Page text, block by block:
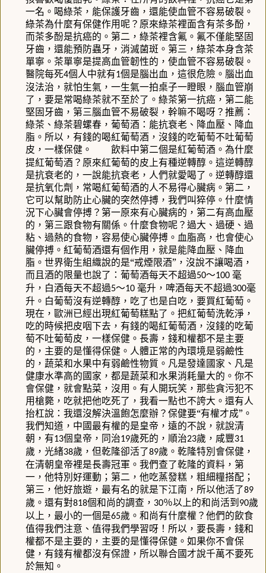
一名。喝綠茶，能保護牙齒，還能使血管不容易破裂。
綠茶為什麼有保健作用呢？原來綠茶裡面含有茶多酚，
而茶多酚是抗癌的。第二，綠茶裡含氟。氟不僅能堅固
牙齒，還能預防蟲牙，消滅菌斑。第三，綠茶本身含茶
單寧。茶單寧是提高血管韌性的，使血管不容易破裂。
醫院每死4個人中就有1個是腦出血，這很危險。腦出血
沒法治，就怕生氣，一生氣一拍桌子一瞪眼，腦血管崩
了，要是常喝綠茶就不至於了。綠茶第一抗癌，第二能
堅固牙齒，第三腦血管不易破裂，幹嘛不喝呀？推薦：
綠茶、綠茶碧螺春，葡萄酒：能抗衰老、降血壓、降血
脂。所以，有錢的喝紅葡萄酒，沒錢的吃葡萄不吐葡萄
皮，一樣保健。
飲料中第二個是紅葡萄酒。為什麼
提紅葡萄酒？原來紅葡萄的皮上有種逆轉醇。這逆轉醇
是抗衰老的，一說能抗衰老，人們就愛喝了。逆轉醇還
是抗氧化劑，常喝紅葡萄酒的人不易得心臟病。第二，
它可以幫助防止心臟的突然停搏，我們叫猝停。什麼情
況下心臟會停搏？第一原來有心臟病的，第二有高血壓
的，第三跟食物有關係。什麼食物呢？過大、過硬、過
粘、過熱的食物，容易使心臟停搏。血脂高，也會使心
臟停搏。紅葡萄酒還有個作用，就是能降血壓、降血
脂。世界衛生組織說的是“戒煙限酒”，沒說不讓喝酒，
而且酒的限量也說了：葡萄酒每天不超過50～100 毫
升，白酒每天不超過5～10 毫升，啤酒每天不超過300毫
升。白葡萄沒有逆轉醇，吃了也是白吃，要買紅葡萄。
現在，歐洲已經出現紅葡萄糕點了。把紅葡萄洗乾淨，
吃的時候把皮咽下去，有錢的喝紅葡萄酒，沒錢的吃葡
萄不吐葡萄皮，一樣保健。長壽，錢和權都不是主要
的，主要的是懂得保健。人體正常的內環境是弱鹼性
的，蔬菜和水果中有弱鹼性物質。凡是發達國家、凡是
健康水準高的國家，都是蔬菜和水果消耗量大的。你不
會保健，就會點菜，沒用。有人開玩笑，那些貪污犯不
用槍斃，吃就把他吃死了，我看一點也不誇大。還有人
抬杠說：我還沒解決溫飽怎麼辦？保健要“有權才成”。
我們知道，中國最有權的是皇帝，遠的不說，就說清
朝，有13個皇帝，同治19歲死的，順治23歲，咸豐31
歲，光緒38歲，但乾隆卻活了89歲。乾隆特別會保健，
在清朝皇帝裡是長壽冠軍。我們查了乾隆的資料，第
一，他特別好運動；第二，他吃蒸發糕，粗細糧搭配；
第三，他好旅遊，最有名的就是下江南，所以他活了89
歲。還有對818個和尚的調查， 30％以上的和尚活到90歲
以上，最小的一個是65歲。和尚有什麼權？他們的飲食
值得我們注意、值得我們學習呀！所以，要長壽，錢和
權都不是主要的，主要的是懂得保健。如果你不會保
健，有錢有權都沒有保證，所以聯合國才說千萬不要死
於無知。